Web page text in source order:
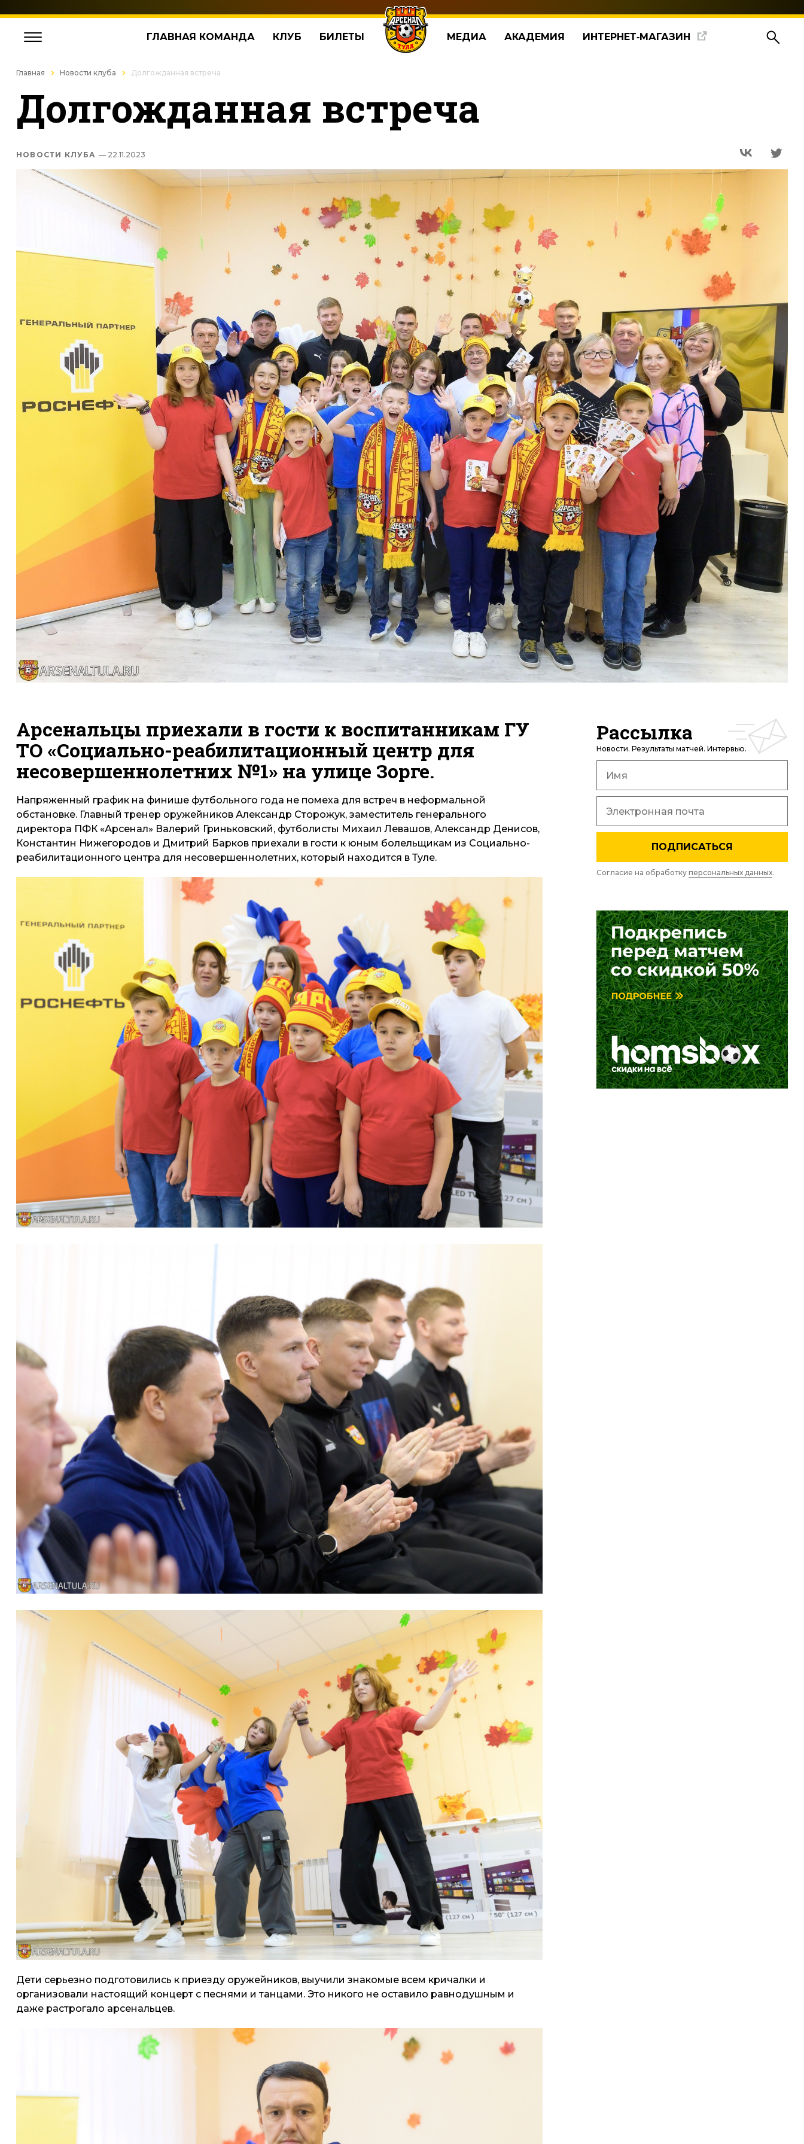
ГЛАВНАЯ КОМАНДА КЛУБ БИЛЕТЫ МЕДИА АКАДЕМИЯ ИНТЕРНЕТ‑МАГАЗИН
Главная Новости клуба Долгожданная встреча
Долгожданная встреча
НОВОСТИ КЛУБА — 22.11.2023
Арсенальцы приехали в гости к воспитанникам ГУ
ТО «Социально-реабилитационный центр для
несовершеннолетних №1» на улице Зорге.
Напряженный график на финише футбольного года не помеха для встреч в неформальной
обстановке. Главный тренер оружейников Александр Сторожук, заместитель генерального
директора ПФК «Арсенал» Валерий Гриньковский, футболисты Михаил Левашов, Александр Денисов,
Константин Нижегородов и Дмитрий Барков приехали в гости к юным болельщикам из Социально-
реабилитационного центра для несовершеннолетних, который находится в Туле.
Дети серьезно подготовились к приезду оружейников, выучили знакомые всем кричалки и
организовали настоящий концерт с песнями и танцами. Это никого не оставило равнодушным и
даже растрогало арсенальцев.
Рассылка
Новости. Результаты матчей. Интервью.
ПОДПИСАТЬСЯ
Согласие на обработку персональных данных.